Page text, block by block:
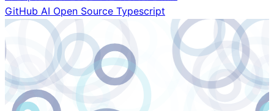
GitHub AI Open Source Typescript